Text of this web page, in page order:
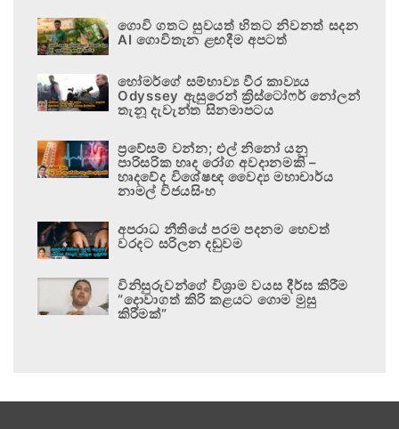
ගොවි ගතට සුවයත් හිතට නිවනත් සදන
AI ගොවිතැන ළඟදීම අපටත්
හෝමර්ගේ සම්භාව්‍ය වීර කාව්‍යය
Odyssey ඇසුරෙන් ක්‍රිස්ටෝෆර් නෝලන්
තැනූ දැවැන්ත සිනමාපටය
ප්‍රවේසම් වන්න; එල් නිනෝ යනු
පාරිසරික හෘද රෝග අවදානමකි –
හෘදවේද විශේෂඥ වෛද්‍ය මහාචාර්ය
නාමල් විජයසිංහ
අපරාධ නීතියේ පරම පදනම හෙවත්
වරදට සරිලන දඬුවම
විනිසුරුවන්ගේ විශ්‍රාම වයස දීර්ඝ කිරීම
“දොවාගත් කිරි කළයට ගොම මුසු
කිරීමක්”